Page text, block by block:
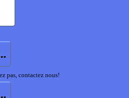
pas, contactez nous!